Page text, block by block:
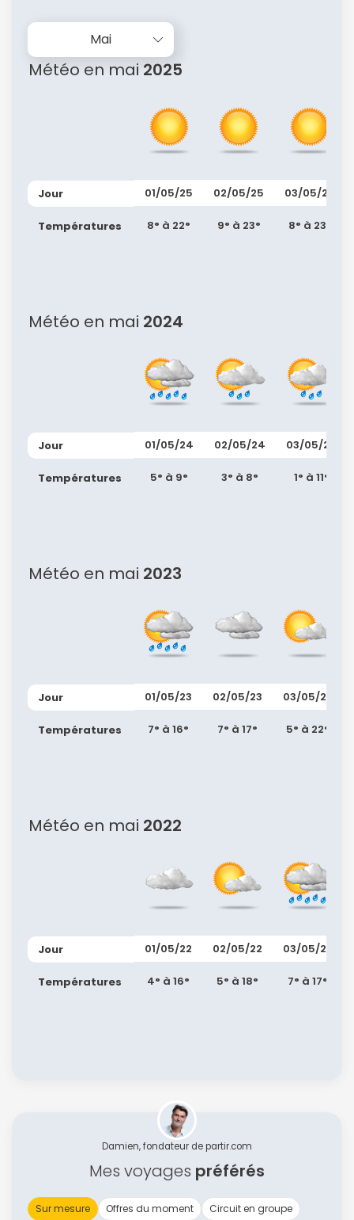
Mai
Météo en mai 2025
Jour
Températures
01/05/25
8° à 22°
02/05/25
9° à 23°
03/05/25
8° à 23°
Météo en mai 2024
Jour
Températures
01/05/24
5° à 9°
02/05/24
3° à 8°
03/05/24
1° à 11°
Météo en mai 2023
Jour
Températures
01/05/23
7° à 16°
02/05/23
7° à 17°
03/05/23
5° à 22°
Météo en mai 2022
Jour
Températures
01/05/22
4° à 16°
02/05/22
5° à 18°
03/05/22
7° à 17°
Damien, fondateur de partir.com
Mes voyages préférés
Sur mesure Offres du moment Circuit en groupe